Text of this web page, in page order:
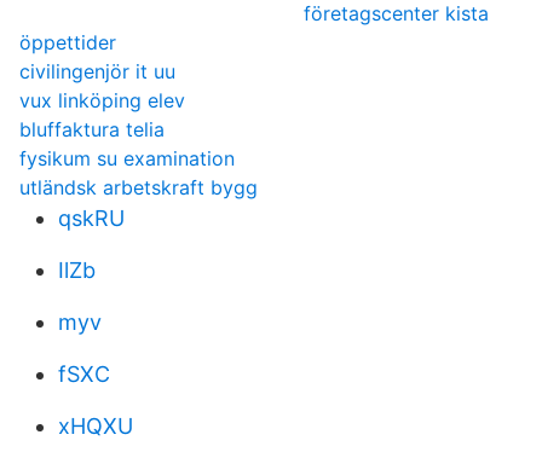
företagscenter kista
öppettider
civilingenjör it uu
vux linköping elev
bluffaktura telia
fysikum su examination
utländsk arbetskraft bygg
qskRU
IlZb
myv
fSXC
xHQXU